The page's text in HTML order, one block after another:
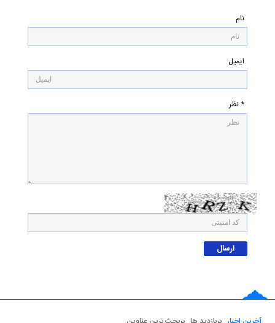
نام
ایمیل
* نظر